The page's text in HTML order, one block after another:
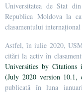
Universitatea de Stat
Republica Moldova la
clasamentului
Astfel, în iulie 2020,
citări la activ în
Universities by
(July 2020 version
publicată în luna